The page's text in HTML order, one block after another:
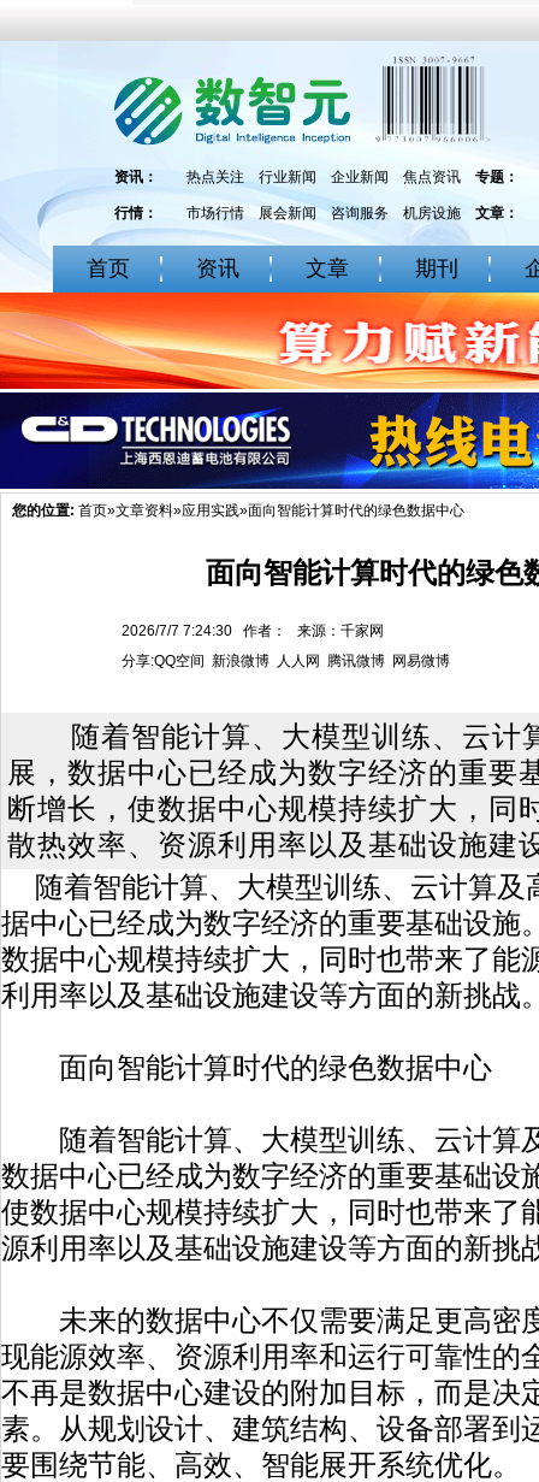
资讯： 热点关注 行业新闻 企业新闻 焦点资讯 专题：
行情： 市场行情 展会新闻 咨询服务 机房设施 文章：
首页 资讯 文章 期刊
您的位置: 首页»文章资料»应用实践»面向智能计算时代的绿色数据中心
面向智能计算时代的绿色
2026/7/7 7:24:30 作者： 来源：千家网
分享:QQ空间 新浪微博 人人网 腾讯微博 网易微博
随着智能计算、大模型训练、云计
展，数据中心已经成为数字经济的重要
断增长，使数据中心规模持续扩大，同
散热效率、资源利用率以及基础设施建
随着智能计算、大模型训练、云计算
据中心已经成为数字经济的重要基础设施
数据中心规模持续扩大，同时也带来了能
利用率以及基础设施建设等方面的新挑战
面向智能计算时代的绿色数据中心
随着智能计算、大模型训练、云计算
数据中心已经成为数字经济的重要基础设
使数据中心规模持续扩大，同时也带来了
源利用率以及基础设施建设等方面的新挑
未来的数据中心不仅需要满足更高密
现能源效率、资源利用率和运行可靠性的
不再是数据中心建设的附加目标，而是决
素。从规划设计、建筑结构、设备部署到
要围绕节能、高效、智能展开系统优化。